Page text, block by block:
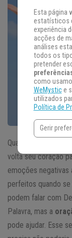
Quando você sente
volta seu coração
emoções negativas
perfeitos quando
podem falar com
Palavra, mas a
pode ajudar. Esse
Esta página
estatísticos
experiência
acções de
análises
todos os
pretender
como
WeMystice
utilizados
Política de
Gerir